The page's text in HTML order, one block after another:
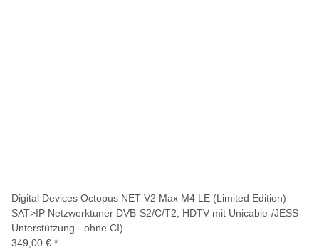
Digital Devices Octopus NET V2 Max M4 LE (Limited Edition)
SAT>IP Netzwerktuner DVB-S2/C/T2, HDTV mit Unicable-/JESS-
Unterstützung - ohne CI)
349,00 € *